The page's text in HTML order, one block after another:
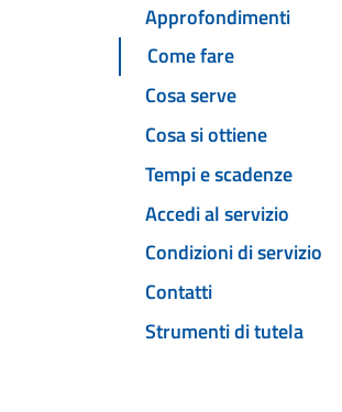
Approfondimenti
Come fare
Cosa serve
Cosa si ottiene
Tempi e scadenze
Accedi al servizio
Condizioni di servizio
Contatti
Strumenti di tutela